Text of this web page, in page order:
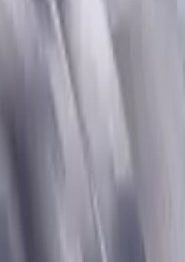
Fase, 4 Schneiden, Radius,
1.5